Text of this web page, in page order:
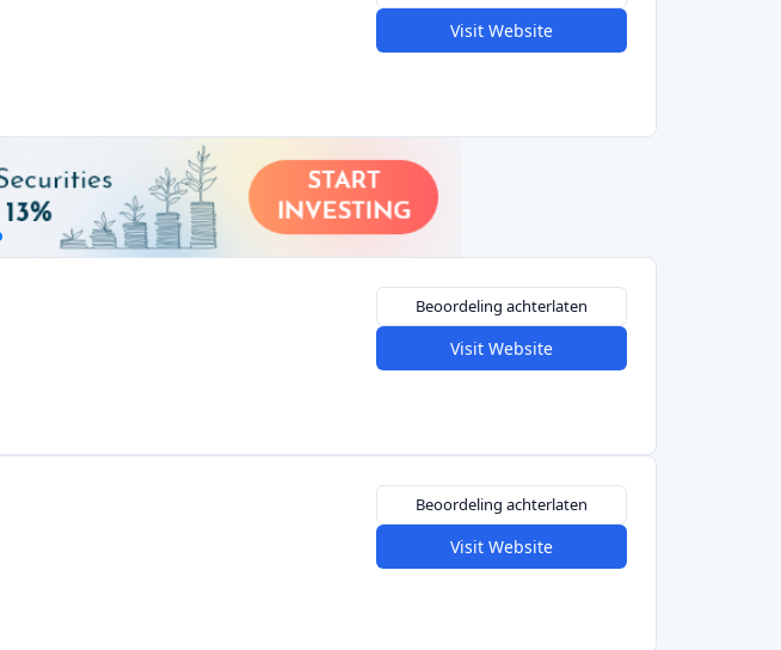
Visit Website
Beoordeling achterlaten
Visit Website
Beoordeling achterlaten
Visit Website